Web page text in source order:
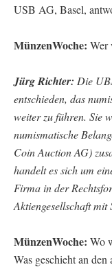
USB AG, Basel,
MünzenWoche: Wer
Jürg Richter: Die
entschieden, das
weiter zu führen. Sie
numismatische
Coin Auction AG)
handelt es sich um
Firma in der
Aktiengesellschaft mit
MünzenWoche: Wo
Was geschieht an